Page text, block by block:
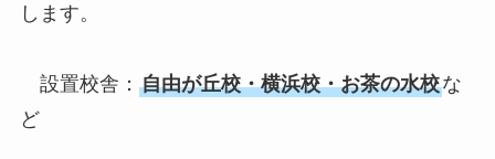
します。
設置校舎： 自由が丘校・横浜校・お茶の水校な
ど